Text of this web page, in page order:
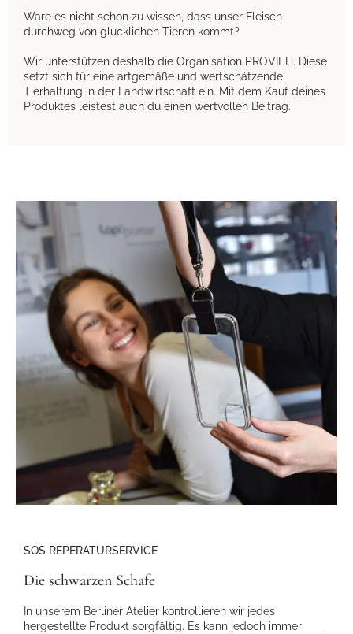
Wäre es nicht schön zu wissen, dass unser Fleisch
durchweg von glücklichen Tieren kommt?
Wir unterstützen deshalb die Organisation PROVIEH. Diese
setzt sich für eine artgemäße und wertschätzende
Tierhaltung in der Landwirtschaft ein. Mit dem Kauf deines
Produktes leistest auch du einen wertvollen Beitrag.
SOS REPERATURSERVICE
Die schwarzen Schafe
In unserem Berliner Atelier kontrollieren wir jedes
hergestellte Produkt sorgfältig. Es kann jedoch immer